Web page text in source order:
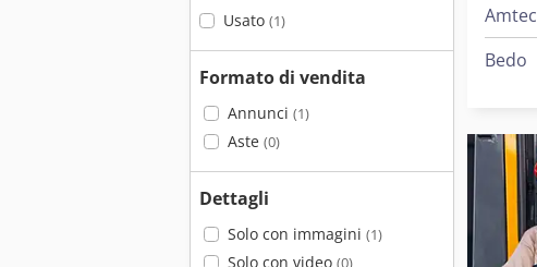
Usato (1)
Formato di vendita
Annunci (1)
Aste (0)
Dettagli
Solo con immagini (1)
Solo con video (0)
Amtec
Bedo